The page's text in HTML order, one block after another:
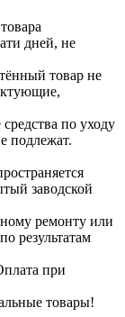
дней, не
товар не
по уходу
подлежат.
заводской
ремонту или
результатам
при
товары!